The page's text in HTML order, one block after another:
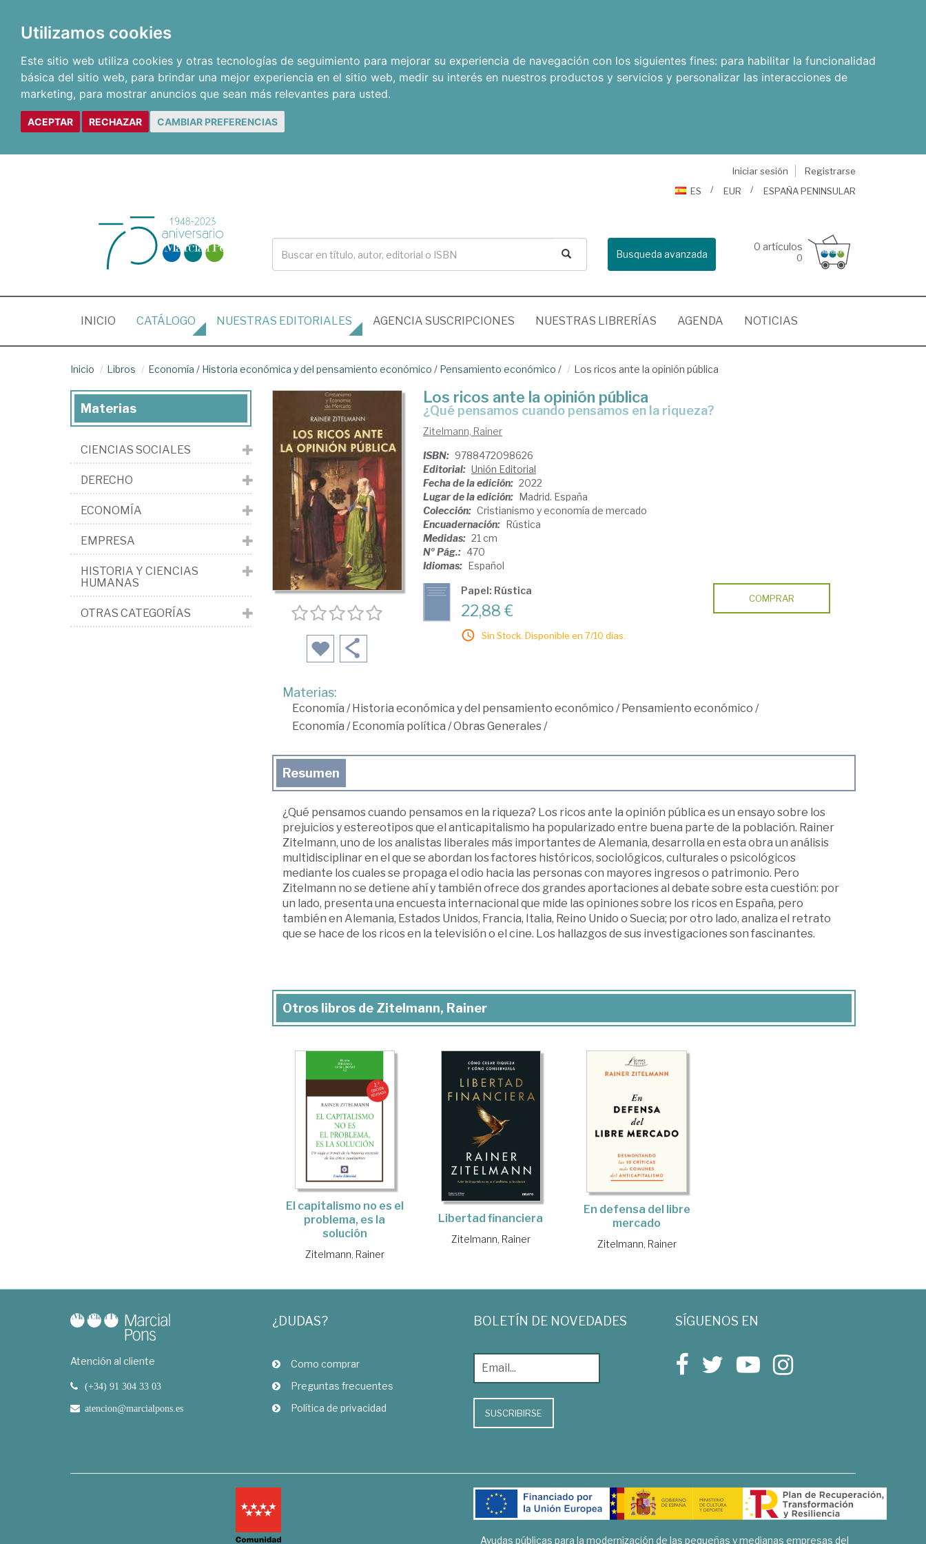
Utilizamos cookies
Este sitio web utiliza cookies y otras tecnologías de seguimiento para mejorar su experiencia de navegación con los siguientes fines: para habilitar la funcionalidad
básica del sitio web, para brindar una mejor experiencia en el sitio web, medir su interés en nuestros productos y servicios y personalizar las interacciones de
marketing, para mostrar anuncios que sean más relevantes para usted.
ACEPTAR RECHAZAR CAMBIAR PREFERENCIAS
Iniciar sesión
Registrarse
ES
EUR ESPAÑA PENINSULAR
Busqueda avanzada
0 artículos
0
INICIO (CURRENT)
CATÁLOGO NUESTRAS EDITORIALES AGENCIA SUSCRIPCIONES NUESTRAS LIBRERÍAS AGENDA NOTICIAS
Inicio Libros Economía / Historia económica y del pensamiento económico / Pensamiento económico / Los ricos ante la opinión pública
Los ricos ante la opinión pública
¿Qué pensamos cuando pensamos en la riqueza?
Zitelmann, Rainer
ISBN: 9788472098626
Editorial: Unión Editorial
Fecha de la edición: 2022
Lugar de la edición: Madrid. España
Colección: Cristianismo y economía de mercado
Encuadernación: Rústica
Medidas: 21 cm
Nº Pág.: 470
Idiomas: Español
Papel: Rústica
22,88 €
Sin Stock. Disponible en 7/10 días.
COMPRAR
Materias:
Economía /Historia económica y del pensamiento económico /Pensamiento económico /
Economía /Economía política /Obras Generales/
Resumen
¿Qué pensamos cuando pensamos en la riqueza? Los ricos ante la opinión pública es un ensayo sobre los
prejuicios y estereotipos que el anticapitalismo ha popularizado entre buena parte de la población. Rainer
Zitelmann, uno de los analistas liberales más importantes de Alemania, desarrolla en esta obra un análisis
multidisciplinar en el que se abordan los factores históricos, sociológicos, culturales o psicológicos
mediante los cuales se propaga el odio hacia las personas con mayores ingresos o patrimonio. Pero
Zitelmann no se detiene ahí y también ofrece dos grandes aportaciones al debate sobre esta cuestión: por
un lado, presenta una encuesta internacional que mide las opiniones sobre los ricos en España, pero
también en Alemania, Estados Unidos, Francia, Italia, Reino Unido o Suecia; por otro lado, analiza el retrato
que se hace de los ricos en la televisión o el cine. Los hallazgos de sus investigaciones son fascinantes.
Otros libros de Zitelmann, Rainer
El capitalismo no es el
problema, es la
solución
Zitelmann, Rainer
Libertad financiera
Zitelmann, Rainer
En defensa del libre
mercado
Zitelmann, Rainer
Materias
CIENCIAS SOCIALES
DERECHO
ECONOMÍA
EMPRESA
HISTORIA Y CIENCIAS
HUMANAS
OTRAS CATEGORÍAS
Atención al cliente
(+34) 91 304 33 03
atencion@marcialpons.es
¿DUDAS?
Como comprar
Preguntas frecuentes
Política de privacidad
BOLETÍN DE NOVEDADES
SUSCRIBIRSE
SÍGUENOS EN
Ayudas públicas para la modernización de las pequeñas y medianas empresas del